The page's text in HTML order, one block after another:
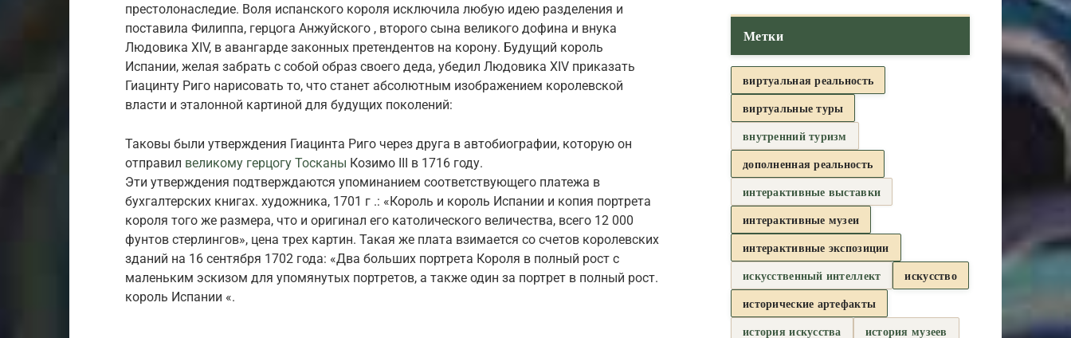
престолонаследие. Воля испанского короля исключила любую идею разделения и
поставила Филиппа, герцога Анжуйского , второго сына великого дофина и внука
Людовика XIV, в авангарде законных претендентов на корону. Будущий король
Испании, желая забрать с собой образ своего деда, убедил Людовика XIV приказать
Гиацинту Риго нарисовать то, что станет абсолютным изображением королевской
власти и эталонной картиной для будущих поколений:
Таковы были утверждения Гиацинта Риго через друга в автобиографии, которую он
отправил великому герцогу Тосканы Козимо III в 1716 году.
Эти утверждения подтверждаются упоминанием соответствующего платежа в
бухгалтерских книгах. художника, 1701 г .: «Король и король Испании и копия портрета
короля того же размера, что и оригинал его католического величества, всего 12 000
фунтов стерлингов», цена трех картин. Такая же плата взимается со счетов королевских
зданий на 16 сентября 1702 года: «Два больших портрета Короля в полный рост с
маленьким эскизом для упомянутых портретов, а также один за портрет в полный рост.
король Испании «.
Метки
виртуальная реальность
виртуальные туры
внутренний туризм
дополненная реальность
интерактивные выставки
интерактивные музеи
интерактивные экспозиции
искусственный интеллект
искусство
исторические артефакты
история искусства
история музеев